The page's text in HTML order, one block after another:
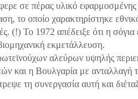
σε πέρας υλικό εφαρμοσμένης
το οποίο χαρακτηρίστηκε
(!) Το 1972 απέδειξε ότι η σόγια
εκμετάλλευση.
αλεύρων υψηλής
και η Βουλγαρία με ανταλλαγή
τη συνεργασία αυτή και